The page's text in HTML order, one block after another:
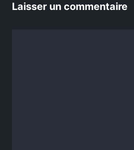
Laisser un commentaire